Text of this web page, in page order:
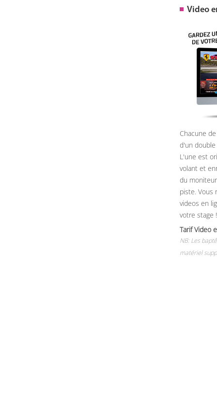
Video
Chacune
d'un
L'une est
volant et
du
piste. Vous
videos en
votre stage !
Tarif Video
NB: Les
matériel